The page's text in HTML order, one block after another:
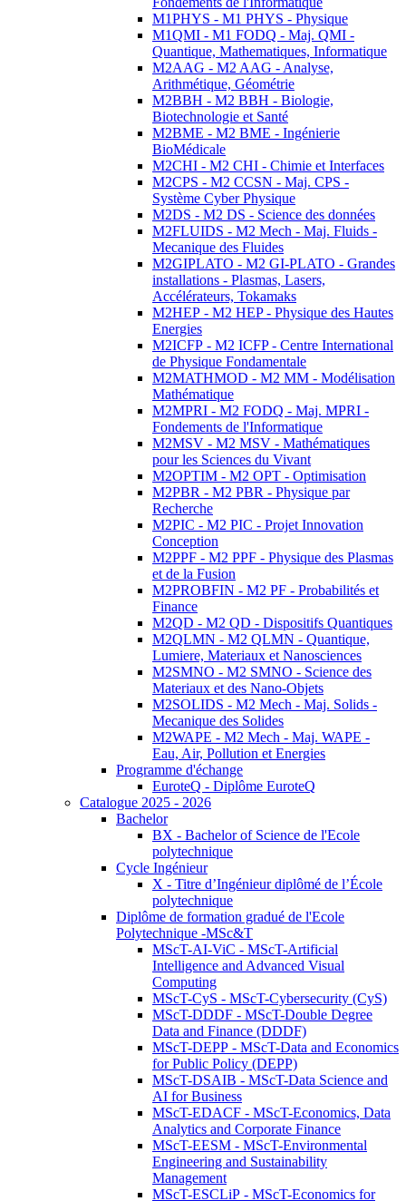
M1PHYS - M1 PHYS - Physique
M1QMI - M1 FODQ - Maj. QMI -
Quantique, Mathematiques, Informatique
M2AAG - M2 AAG - Analyse,
Arithmétique, Géométrie
M2BBH - M2 BBH - Biologie,
Biotechnologie et Santé
M2BME - M2 BME - Ingénierie
BioMédicale
M2CHI - M2 CHI - Chimie et Interfaces
M2CPS - M2 CCSN - Maj. CPS -
Système Cyber Physique
M2DS - M2 DS - Science des données
M2FLUIDS - M2 Mech - Maj. Fluids -
Mecanique des Fluides
M2GIPLATO - M2 GI-PLATO - Grandes
installations - Plasmas, Lasers,
Accélérateurs, Tokamaks
M2HEP - M2 HEP - Physique des Hautes
Energies
M2ICFP - M2 ICFP - Centre International
de Physique Fondamentale
M2MATHMOD - M2 MM - Modélisation
Mathématique
M2MPRI - M2 FODQ - Maj. MPRI -
Fondements de l'Informatique
M2MSV - M2 MSV - Mathématiques
pour les Sciences du Vivant
M2OPTIM - M2 OPT - Optimisation
M2PBR - M2 PBR - Physique par
Recherche
M2PIC - M2 PIC - Projet Innovation
Conception
M2PPF - M2 PPF - Physique des Plasmas
et de la Fusion
M2PROBFIN - M2 PF - Probabilités et
Finance
M2QD - M2 QD - Dispositifs Quantiques
M2QLMN - M2 QLMN - Quantique,
Lumiere, Materiaux et Nanosciences
M2SMNO - M2 SMNO - Science des
Materiaux et des Nano-Objets
M2SOLIDS - M2 Mech - Maj. Solids -
Mecanique des Solides
M2WAPE - M2 Mech - Maj. WAPE -
Eau, Air, Pollution et Energies
Programme d'échange
EuroteQ - Diplôme EuroteQ
Catalogue 2025 - 2026
Bachelor
BX - Bachelor of Science de l'Ecole
polytechnique
Cycle Ingénieur
X - Titre d’Ingénieur diplômé de l’École
polytechnique
Diplôme de formation gradué de l'Ecole
Polytechnique -MSc&T
MScT-AI-ViC - MScT-Artificial
Intelligence and Advanced Visual
Computing
MScT-CyS - MScT-Cybersecurity (CyS)
MScT-DDDF - MScT-Double Degree
Data and Finance (DDDF)
MScT-DEPP - MScT-Data and Economics
for Public Policy (DEPP)
MScT-DSAIB - MScT-Data Science and
AI for Business
MScT-EDACF - MScT-Economics, Data
Analytics and Corporate Finance
MScT-EESM - MScT-Environmental
Engineering and Sustainability
Management
MScT-ESCLiP - MScT-Economics for